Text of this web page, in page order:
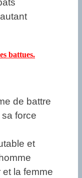
battues.
de battre
sa force
et
et la femme